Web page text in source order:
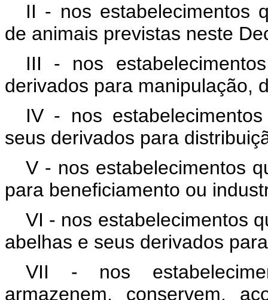
II - nos estabelecimentos
de animais previstas neste
III - nos
derivados para manipulação,
IV - nos
seus derivados para
V - nos estabelecimentos
para beneficiamento ou
VI - nos estabelecimentos
abelhas e seus derivados
VII - nos
armazenem, conservem,